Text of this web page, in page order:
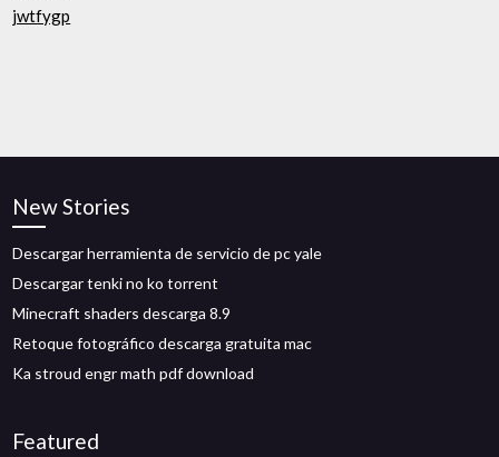
jwtfygp
New Stories
Descargar herramienta de servicio de pc yale
Descargar tenki no ko torrent
Minecraft shaders descarga 8.9
Retoque fotográfico descarga gratuita mac
Ka stroud engr math pdf download
Featured